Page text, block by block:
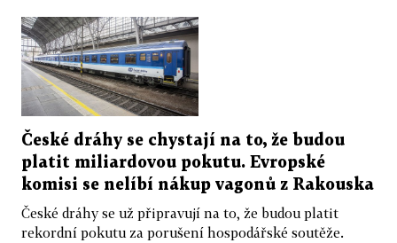
České dráhy se chystají na to, že budou
platit miliardovou pokutu. Evropské
komisi se nelíbí nákup vagonů z Rakouska
České dráhy se už připravují na to, že budou platit
rekordní pokutu za porušení hospodářské soutěže.